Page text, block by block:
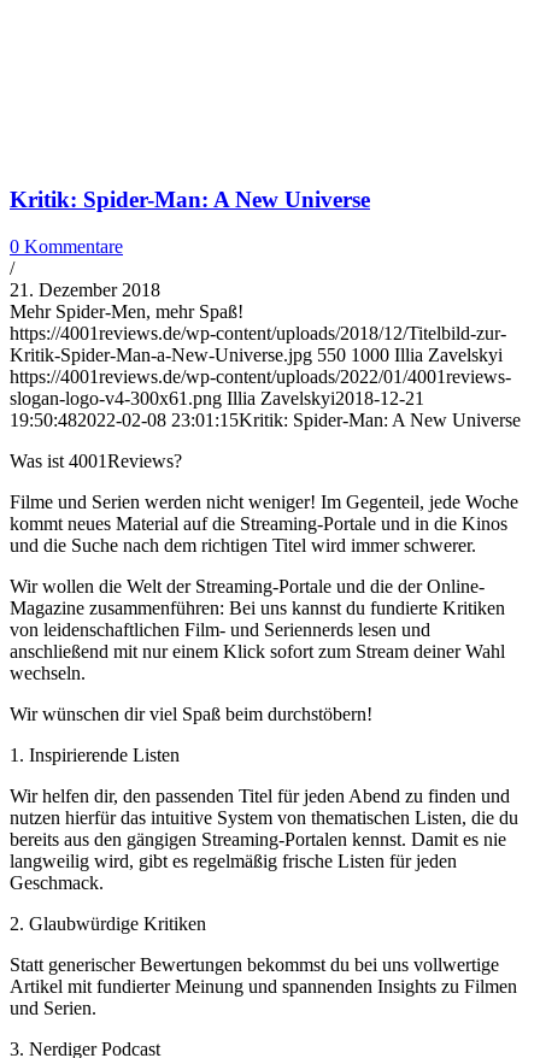
Kritik: Spider-Man: A New Universe
0 Kommentare
/
21. Dezember 2018
Mehr Spider-Men, mehr Spaß!
https://4001reviews.de/wp-content/uploads/2018/12/Titelbild-zur-
Kritik-Spider-Man-a-New-Universe.jpg 550 1000 Illia Zavelskyi
https://4001reviews.de/wp-content/uploads/2022/01/4001reviews-
slogan-logo-v4-300x61.png Illia Zavelskyi2018-12-21
19:50:482022-02-08 23:01:15Kritik: Spider-Man: A New Universe
Was ist 4001Reviews?
Filme und Serien werden nicht weniger! Im Gegenteil, jede Woche
kommt neues Material auf die Streaming-Portale und in die Kinos
und die Suche nach dem richtigen Titel wird immer schwerer.
Wir wollen die Welt der Streaming-Portale und die der Online-
Magazine zusammenführen: Bei uns kannst du fundierte Kritiken
von leidenschaftlichen Film- und Seriennerds lesen und
anschließend mit nur einem Klick sofort zum Stream deiner Wahl
wechseln.
Wir wünschen dir viel Spaß beim durchstöbern!
1. Inspirierende Listen
Wir helfen dir, den passenden Titel für jeden Abend zu finden und
nutzen hierfür das intuitive System von thematischen Listen, die du
bereits aus den gängigen Streaming-Portalen kennst. Damit es nie
langweilig wird, gibt es regelmäßig frische Listen für jeden
Geschmack.
2. Glaubwürdige Kritiken
Statt generischer Bewertungen bekommst du bei uns vollwertige
Artikel mit fundierter Meinung und spannenden Insights zu Filmen
und Serien.
3. Nerdiger Podcast